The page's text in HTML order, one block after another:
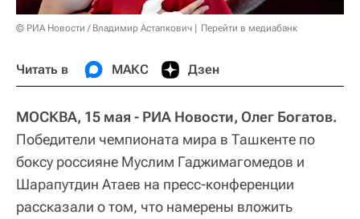
© РИА Новости / Владимир Астапкович Перейти в медиабанк
Читать в МАКС Дзен
МОСКВА, 15 мая - РИА Новости, Олег Богатов.
Победители чемпионата мира в Ташкенте по
боксу россияне Муслим Гаджимагомедов и
Шарапутдин Атаев на пресс-конференции
рассказали о том, что намерены вложить